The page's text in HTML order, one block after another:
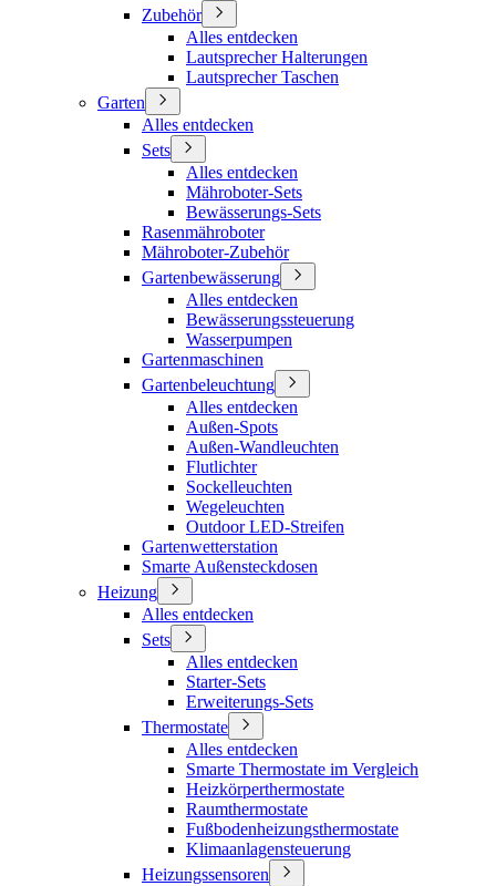
Zubehör
Alles entdecken
Lautsprecher Halterungen
Lautsprecher Taschen
Garten
Alles entdecken
Sets
Alles entdecken
Mähroboter-Sets
Bewässerungs-Sets
Rasenmähroboter
Mähroboter-Zubehör
Gartenbewässerung
Alles entdecken
Bewässerungssteuerung
Wasserpumpen
Gartenmaschinen
Gartenbeleuchtung
Alles entdecken
Außen-Spots
Außen-Wandleuchten
Flutlichter
Sockelleuchten
Wegeleuchten
Outdoor LED-Streifen
Gartenwetterstation
Smarte Außensteckdosen
Heizung
Alles entdecken
Sets
Alles entdecken
Starter-Sets
Erweiterungs-Sets
Thermostate
Alles entdecken
Smarte Thermostate im Vergleich
Heizkörperthermostate
Raumthermostate
Fußbodenheizungsthermostate
Klimaanlagensteuerung
Heizungssensoren